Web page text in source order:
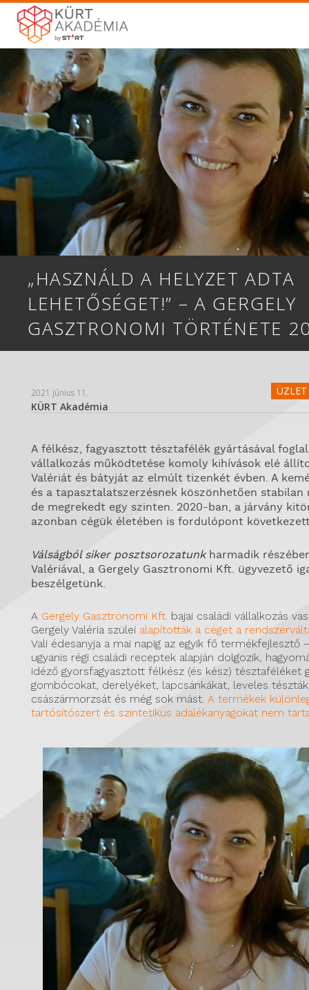
„HASZNÁLD A HELYZET ADTA
LEHETŐSÉGET!” – A GERGELY
GASZTRONOMI TÖRTÉNETE
2021 június 11.
KÜRT Akadémia
ÜZLET
A félkész, fagyasztott tésztafélék gyártásával
vállalkozás működtetése komoly kihívások elé
Valériát és bátyját az elmúlt tizenkét évben. A
és a tapasztalatszerzésnek köszönhetően stabilan
de megrekedt egy szinten. 2020-ban, a járvány
azonban cégük életében is fordulópont
Válságból siker posztsorozatunk harmadik
Valériával, a Gergely Gasztronomi Kft. ügyvezető
beszélgetünk.
A Gergely Gasztronomi Kft. bajai családi vállalkozás
Gergely Valéria szülei alapították a céget a
Vali édesanyja a mai napig az egyik fő termékfejlesztő
ugyanis régi családi receptek alapján dolgozik,
idéző gyorsfagyasztott félkész (és kész) tésztaféléket
gombócokat, derelyéket, lapcsánkákat, leveles
császármorzsát és még sok mást. A termékek
tartósítószert és szintetikus adalékanyagokat nem